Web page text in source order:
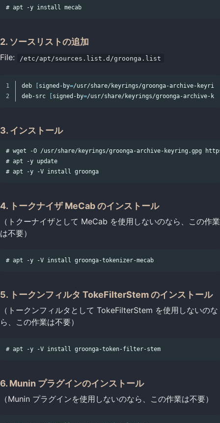
2. ソースリストの追加
File: /etc/apt/sources.list.d/groonga.list
1
deb signed-by=/usr/share/keyrings/groonga-archive-
deb-src
signed-by=
3. インストール
# wget -O /usr/share/keyrings/groonga-archive-keyring.gpg
# apt -y update
4. トークナイザ MeCab のインストール
（トクーナイザとして MeCab を使用しないのなら、この作業
は不要）
5. トークンフィルタ TokeFilterStem のインストール
（トークンフィルタとして TokeFilterStem を使用しないのな
ら、この作業は不要）
6. Munin プラグインのインストール
（Munin プラグインを使用しないのなら、この作業は不要）